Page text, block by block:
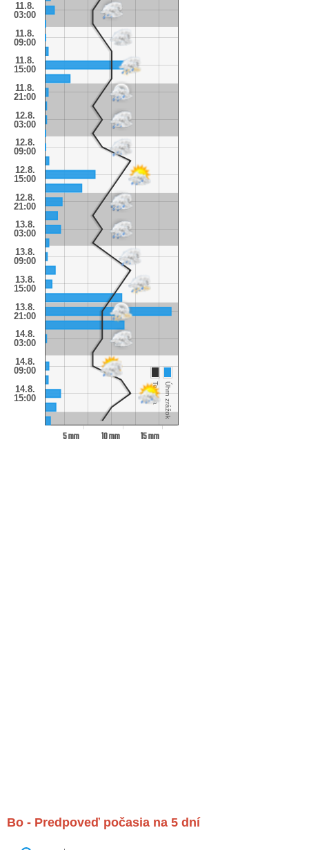
11.8.
03:00
11.8.
09:00
11.8.
15:00
11.8.
21:00
12.8.
03:00
12.8.
09:00
12.8.
15:00
12.8.
21:00
13.8.
03:00
13.8.
09:00
13.8.
15:00
13.8.
21:00
14.8.
03:00
14.8.
09:00
14.8.
15:00
5 mm 10 mm 15 mm
Úhrn zrážok
Teplota
Bo - Predpoveď počasia na 5 dní